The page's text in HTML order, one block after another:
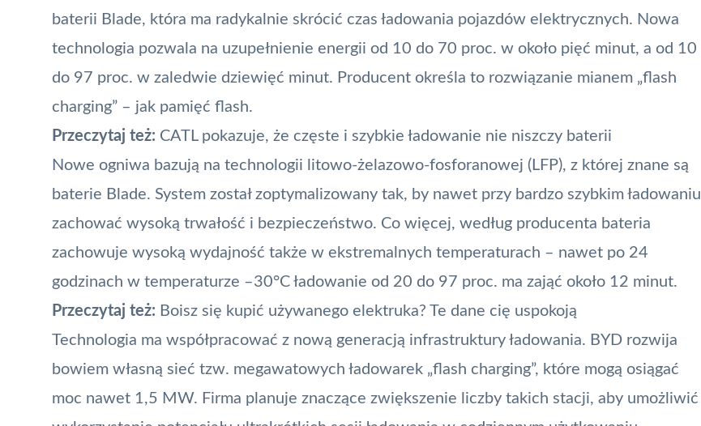
baterii Blade, która ma radykalnie skrócić czas ładowania pojazdów elektrycznych. Nowa
technologia pozwala na uzupełnienie energii od 10 do 70 proc. w około pięć minut, a od 10
do 97 proc. w zaledwie dziewięć minut. Producent określa to rozwiązanie mianem „flash
charging” – jak pamięć flash.
Przeczytaj też: CATL pokazuje, że częste i szybkie ładowanie nie niszczy baterii
Nowe ogniwa bazują na technologii litowo-żelazowo-fosforanowej (LFP), z której znane są
baterie Blade. System został zoptymalizowany tak, by nawet przy bardzo szybkim ładowaniu
zachować wysoką trwałość i bezpieczeństwo. Co więcej, według producenta bateria
zachowuje wysoką wydajność także w ekstremalnych temperaturach – nawet po 24
godzinach w temperaturze –30°C ładowanie od 20 do 97 proc. ma zająć około 12 minut.
Przeczytaj też: Boisz się kupić używanego elektruka? Te dane cię uspokoją
Technologia ma współpracować z nową generacją infrastruktury ładowania. BYD rozwija
bowiem własną sieć tzw. megawatowych ładowarek „flash charging”, które mogą osiągać
moc nawet 1,5 MW. Firma planuje znaczące zwiększenie liczby takich stacji, aby umożliwić